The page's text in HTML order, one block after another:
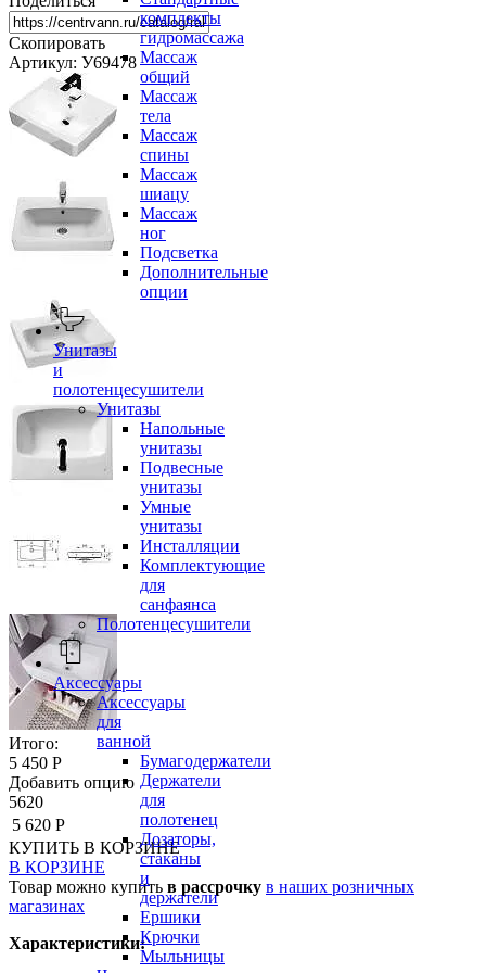
комплекты
гидромассажа
Массаж
общий
Массаж
тела
Массаж
спины
Массаж
шиацу
Массаж
ног
Подсветка
Дополнительные
опции
Унитазы
и
полотенцесушители
Унитазы
Напольные
унитазы
Подвесные
унитазы
Умные
унитазы
Инсталляции
Комплектующие
для
санфаянса
Полотенцесушители
Аксессуары
Аксессуары
для
ванной
Бумагодержатели
Держатели
для
полотенец
Дозаторы,
стаканы
и
держатели
Ершики
Крючки
Мыльницы
Скопировать
Артикул: У69478
Итого:
5 450 Р
Добавить опцию
5620
5 620 Р
КУПИТЬ В КОРЗИНЕ
В КОРЗИНЕ
Товар можно купить в рассрочку в наших розничных
магазинах
Характеристики: